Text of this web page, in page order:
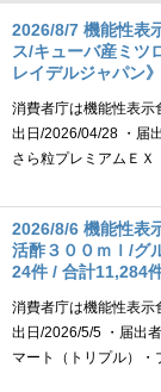
2026/8/7 機能性
ス/キューバ産ミ
レイデルジャパン
消費者庁は機能性表示
出日/2026/04/28 ・届
さら粒プレミアムＥ
2026/8/6 機能性表
活酢３００ｍｌ/グ
24件 / 合計11,284
消費者庁は機能性表示
出日/2026/5/5 ・届出
マート（トリプル）